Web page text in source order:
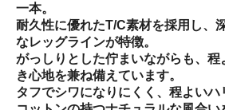
一本。
耐久性に優れたT/C素材を採用し、
なレッグラインが特徴。
がっしりとした佇まいながらも、程
き心地を兼ね備えています。
タフでシワになりにくく、程よいハ